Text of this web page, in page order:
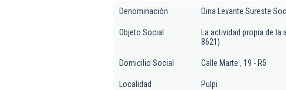
Denominación Dina Levante Sureste
Objeto Social
La actividad propia de
8621)
Domicilio Social Calle Marte , 19 - R5
Localidad Pulpi